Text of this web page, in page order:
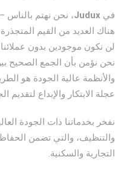
في Judux، نحن نهتم بالناس
هناك العديد من القيم
لن نكون موجودين بدون عملائنا
نحن نؤمن بأن الجمع الصحيح بين
والأنظمة عالية الجودة هو
عجلة الابتكار والإبداع لتقديم
نفخر بخدماتنا ذات الجودة
والتنظيف، والتي تضمن
التجارية والسكنية.